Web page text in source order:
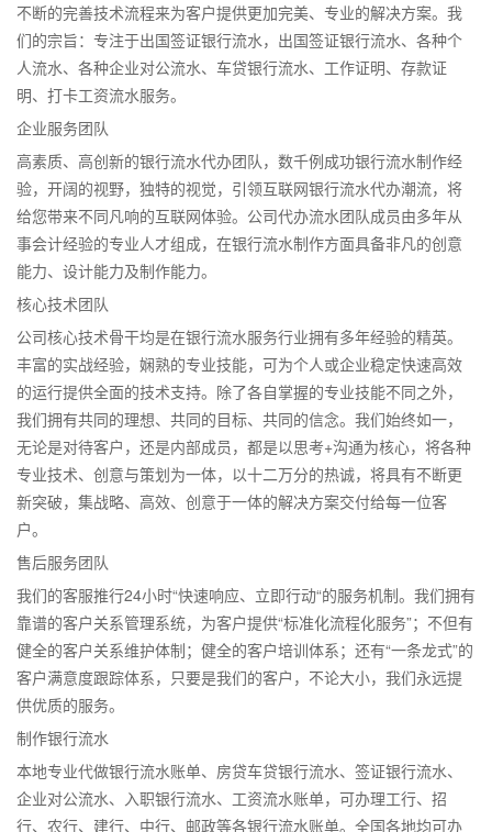
不断的完善技术流程来为客户提供更加完美、专业的解决方案。我
们的宗旨：专注于出国签证银行流水，出国签证银行流水、各种个
人流水、各种企业对公流水、车贷银行流水、工作证明、存款证
明、打卡工资流水服务。
企业服务团队
高素质、高创新的银行流水代办团队，数千例成功银行流水制作经
验，开阔的视野，独特的视觉，引领互联网银行流水代办潮流，将
给您带来不同凡响的互联网体验。公司代办流水团队成员由多年从
事会计经验的专业人才组成，在银行流水制作方面具备非凡的创意
能力、设计能力及制作能力。
核心技术团队
公司核心技术骨干均是在银行流水服务行业拥有多年经验的精英。
丰富的实战经验，娴熟的专业技能，可为个人或企业稳定快速高效
的运行提供全面的技术支持。除了各自掌握的专业技能不同之外，
我们拥有共同的理想、共同的目标、共同的信念。我们始终如一，
无论是对待客户，还是内部成员，都是以思考+沟通为核心，将各种
专业技术、创意与策划为一体，以十二万分的热诚，将具有不断更
新突破，集战略、高效、创意于一体的解决方案交付给每一位客
户。
售后服务团队
我们的客服推行24小时“快速响应、立即行动“的服务机制。我们拥有
靠谱的客户关系管理系统，为客户提供“标准化流程化服务”；不但有
健全的客户关系维护体制；健全的客户培训体系；还有“一条龙式”的
客户满意度跟踪体系，只要是我们的客户，不论大小，我们永远提
供优质的服务。
制作银行流水
本地专业代做银行流水账单、房贷车贷银行流水、签证银行流水、
企业对公流水、入职银行流水、工资流水账单，可办理工行、招
行、农行、建行、中行、邮政等各银行流水账单。全国各地均可办